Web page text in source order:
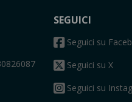
SEGUICI
Seguici su
Seguici su X
Seguici su